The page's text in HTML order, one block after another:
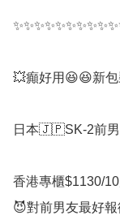
💥癲好用😆😆新包
日本🇯🇵SK-2前
香港專櫃$1130/
😈對前男友最好